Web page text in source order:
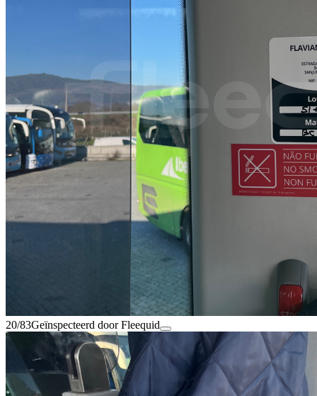
20/83Geïnspecteerd door Fleequid